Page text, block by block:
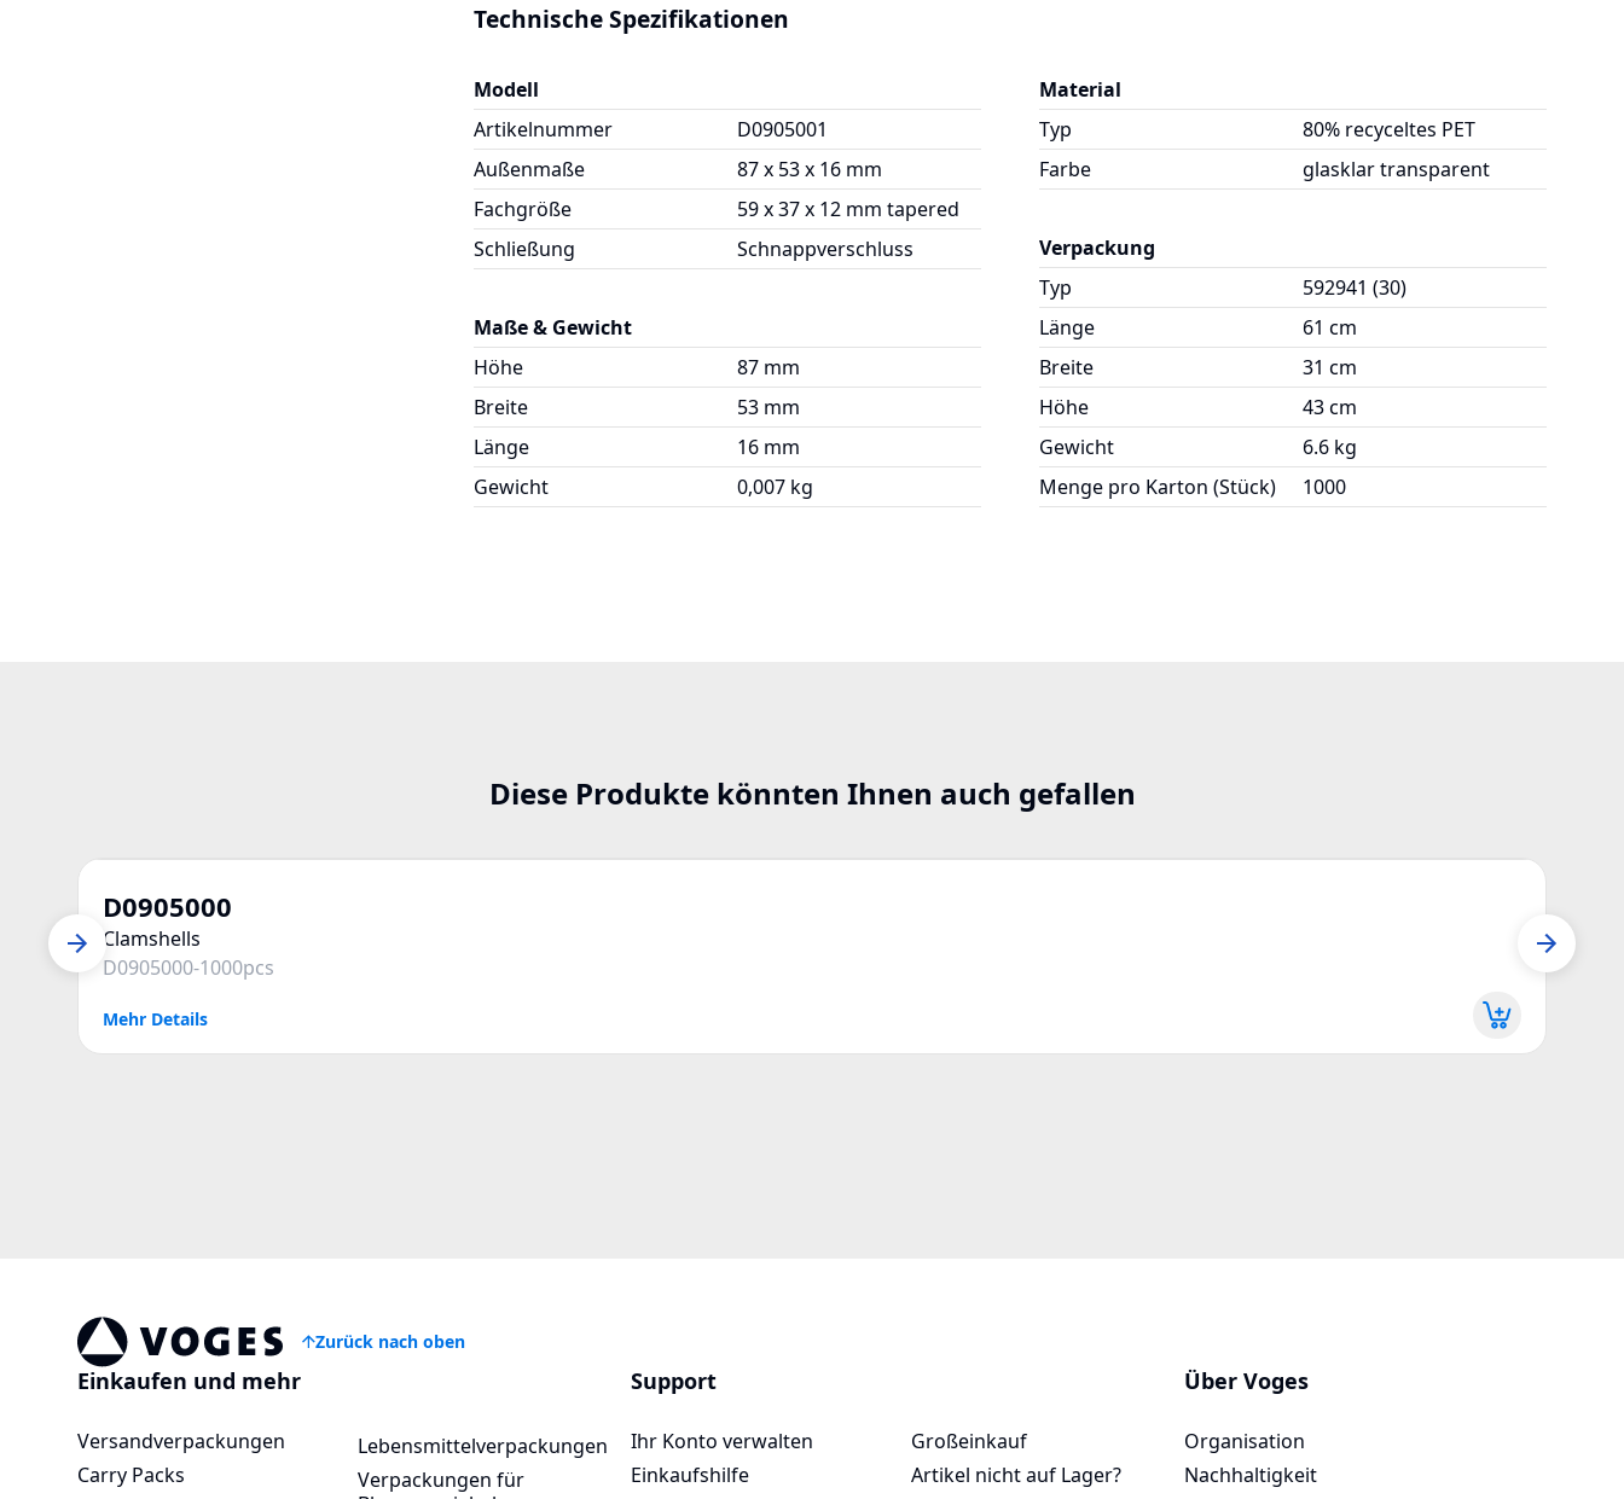
Technische Spezifikationen
Modell
Artikelnummer
D0905001
Außenmaße
87 x 53 x 16 mm
Fachgröße
59 x 37 x 12 mm tapered
Schließung
Schnappverschluss
Maße & Gewicht
Höhe
87 mm
Breite
53 mm
Länge
16 mm
Gewicht
0,007 kg
Material
Typ
80% recyceltes PET
Farbe
glasklar transparent
Verpackung
Typ
592941 (30)
Länge
61 cm
Breite
31 cm
Höhe
43 cm
Gewicht
6.6 kg
Menge pro Karton (Stück)
1000
Diese Produkte könnten Ihnen auch gefallen
D0905000
Clamshells
D0905000-1000pcs
Mehr Details
Vogespackaging
Zurück nach oben
Einkaufen und mehr
Versandverpackungen
Carry Packs
Lebensmittelverpackungen
Verpackungen für
Support
Ihr Konto verwalten
Einkaufshilfe
Großeinkauf
Artikel nicht auf Lager?
Über Voges
Organisation
Nachhaltigkeit